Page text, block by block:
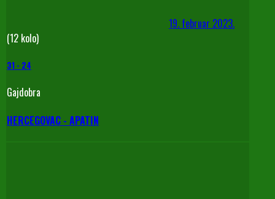
19. februar 2023.
(12 kolo)
31 - 24
Gajdobra
HERCEGOVAC - APATIN